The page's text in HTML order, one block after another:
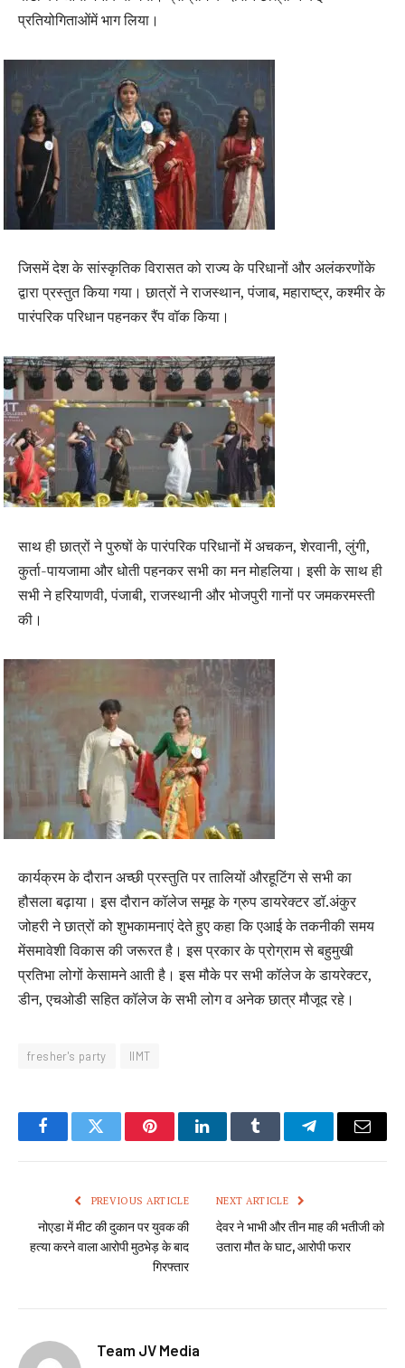
प्रतियोगिताओंमें भाग लिया।
जिसमें देश के सांस्कृतिक विरासत को राज्य के परिधानों और अलंकरणोंके
द्वारा प्रस्तुत किया गया। छात्रों ने राजस्थान, पंजाब, महाराष्ट्र, कश्मीर के
पारंपरिक परिधान पहनकर रैंप वॉक किया।
साथ ही छात्रों ने पुरुषों के पारंपरिक परिधानों में अचकन, शेरवानी, लुंगी,
कुर्ता-पायजामा और धोती पहनकर सभी का मन मोहलिया। इसी के साथ ही
सभी ने हरियाणवी, पंजाबी, राजस्थानी और भोजपुरी गानों पर जमकरमस्ती
की।
कार्यक्रम के दौरान अच्छी प्रस्तुति पर तालियों औरहूटिंग से सभी का
हौसला बढ़ाया। इस दौरान कॉलेज समूह के ग्रुप डायरेक्टर डॉ.अंकुर
जोहरी ने छात्रों को शुभकामनाएं देते हुए कहा कि एआई के तकनीकी समय
मेंसमावेशी विकास की जरूरत है। इस प्रकार के प्रोग्राम से बहुमुखी
प्रतिभा लोगों केसामने आती है। इस मौके पर सभी कॉलेज के डायरेक्टर,
डीन, एचओडी सहित कॉलेज के सभी लोग व अनेक छात्र मौजूद रहे।
fresher's party IIMT
FacebookTwitter PinterestLinkedInTumblr TelegramEmail
PREVIOUS ARTICLE
नोएडा में मीट की दुकान पर युवक की
हत्या करने वाला आरोपी मुठभेड़ के बाद
गिरफ्तार
NEXT ARTICLE
देवर ने भाभी और तीन माह की भतीजी को
उतारा मौत के घाट, आरोपी फरार
Team JV Media